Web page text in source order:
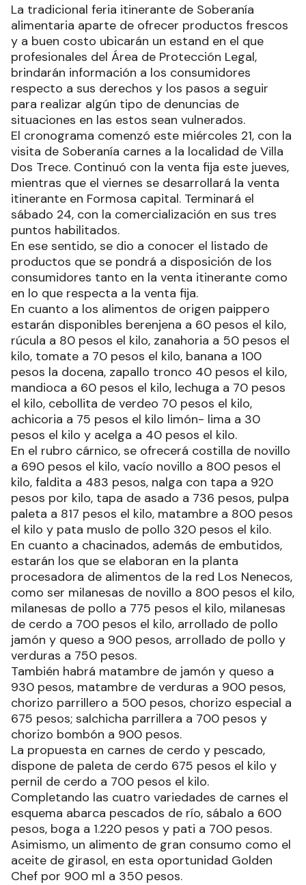
La tradicional feria itinerante de Soberanía
alimentaria aparte de ofrecer productos frescos
y a buen costo ubicarán un estand en el que
profesionales del Área de Protección Legal,
brindarán información a los consumidores
respecto a sus derechos y los pasos a seguir
para realizar algún tipo de denuncias de
situaciones en las estos sean vulnerados.
El cronograma comenzó este miércoles 21, con la
visita de Soberanía carnes a la localidad de Villa
Dos Trece. Continuó con la venta fija este jueves,
mientras que el viernes se desarrollará la venta
itinerante en Formosa capital. Terminará el
sábado 24, con la comercialización en sus tres
puntos habilitados.
En ese sentido, se dio a conocer el listado de
productos que se pondrá a disposición de los
consumidores tanto en la venta itinerante como
en lo que respecta a la venta fija.
En cuanto a los alimentos de origen paippero
estarán disponibles berenjena a 60 pesos el kilo,
rúcula a 80 pesos el kilo, zanahoria a 50 pesos el
kilo, tomate a 70 pesos el kilo, banana a 100
pesos la docena, zapallo tronco 40 pesos el kilo,
mandioca a 60 pesos el kilo, lechuga a 70 pesos
el kilo, cebollita de verdeo 70 pesos el kilo,
achicoria a 75 pesos el kilo limón- lima a 30
pesos el kilo y acelga a 40 pesos el kilo.
En el rubro cárnico, se ofrecerá costilla de novillo
a 690 pesos el kilo, vacío novillo a 800 pesos el
kilo, faldita a 483 pesos, nalga con tapa a 920
pesos por kilo, tapa de asado a 736 pesos, pulpa
paleta a 817 pesos el kilo, matambre a 800 pesos
el kilo y pata muslo de pollo 320 pesos el kilo.
En cuanto a chacinados, además de embutidos,
estarán los que se elaboran en la planta
procesadora de alimentos de la red Los Nenecos,
como ser milanesas de novillo a 800 pesos el kilo,
milanesas de pollo a 775 pesos el kilo, milanesas
de cerdo a 700 pesos el kilo, arrollado de pollo
jamón y queso a 900 pesos, arrollado de pollo y
verduras a 750 pesos.
También habrá matambre de jamón y queso a
930 pesos, matambre de verduras a 900 pesos,
chorizo parrillero a 500 pesos, chorizo especial a
675 pesos; salchicha parrillera a 700 pesos y
chorizo bombón a 900 pesos.
La propuesta en carnes de cerdo y pescado,
dispone de paleta de cerdo 675 pesos el kilo y
pernil de cerdo a 700 pesos el kilo.
Completando las cuatro variedades de carnes el
esquema abarca pescados de río, sábalo a 600
pesos, boga a 1.220 pesos y pati a 700 pesos.
Asimismo, un alimento de gran consumo como el
aceite de girasol, en esta oportunidad Golden
Chef por 900 ml a 350 pesos.